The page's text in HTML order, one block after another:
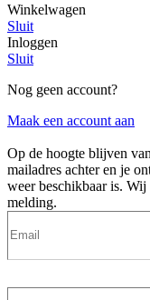
Winkelwagen
Sluit
Inloggen
Sluit
Nog geen account?
Maak een account aan
Op de hoogte blijven
mailadres achter en je
weer beschikbaar is.
melding.